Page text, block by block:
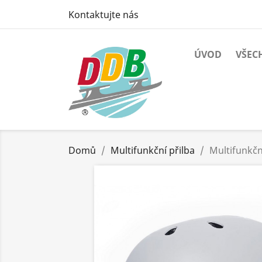
Kontaktujte nás
ÚVOD
Domů Multifunkční přilba